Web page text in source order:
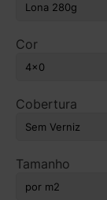
Cor
Cobertura
Tamanho